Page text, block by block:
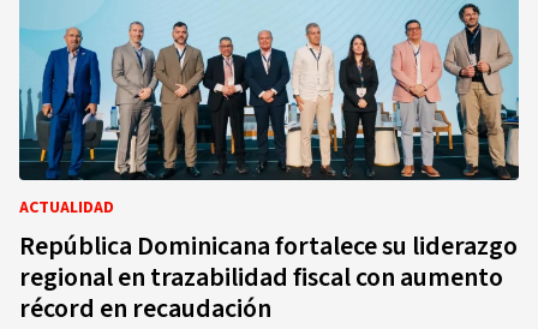
ACTUALIDAD
República Dominicana fortalece su liderazgo
regional en trazabilidad fiscal con aumento
récord en recaudación